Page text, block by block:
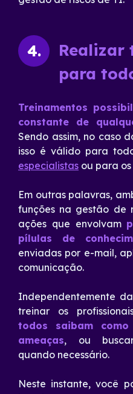
4.
Realizar
para
Treinamentos
constante de
Sendo assim, no caso
isso é válido para
especialistas ou para
Em outras palavras,
funções na gestão de
ações que envolvam
pílulas de
enviadas por e-mail,
comunicação.
Independentemente
treinar os
todos saibam
ameaças, ou
quando necessário.
Neste instante, você